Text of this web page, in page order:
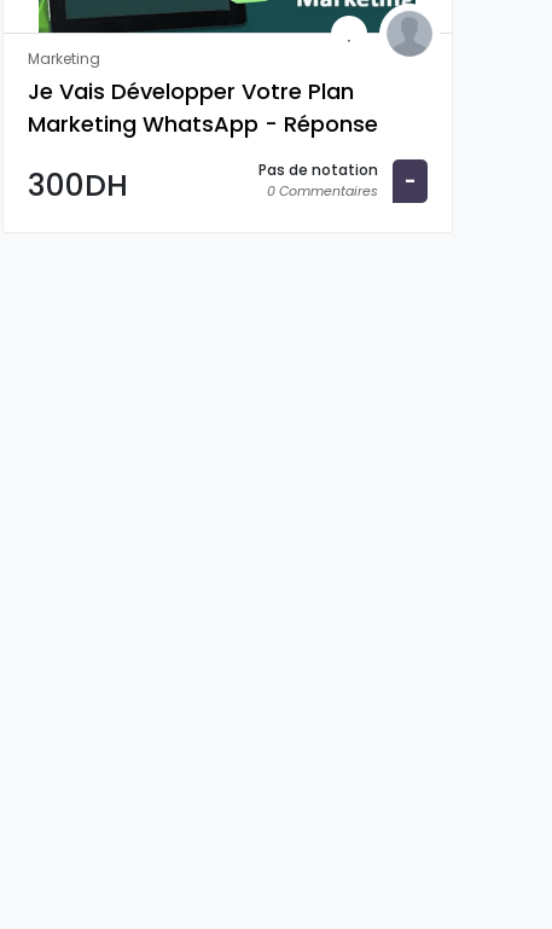
Marketing
Je Vais Développer Votre Plan
Marketing WhatsApp - Réponse
Automatique - Planification Des
Envois ...
300DH Pas de notation
0 Commentaires -